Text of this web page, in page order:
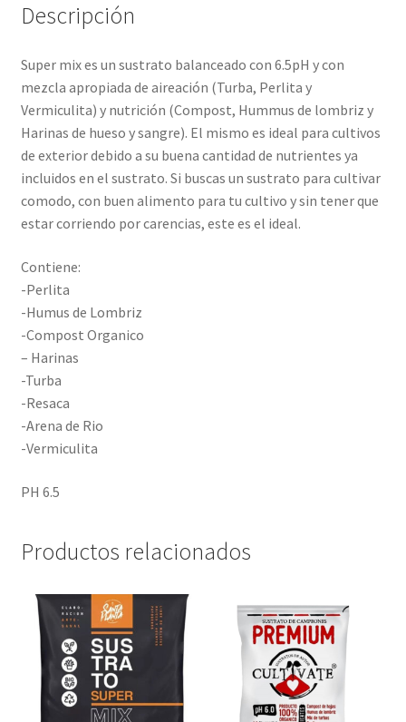
Descripción
Super mix es un sustrato balanceado con 6.5pH y con
mezcla apropiada de aireación (Turba, Perlita y
Vermiculita) y nutrición (Compost, Hummus de lombriz y
Harinas de hueso y sangre). El mismo es ideal para cultivos
de exterior debido a su buena cantidad de nutrientes ya
incluidos en el sustrato. Si buscas un sustrato para cultivar
comodo, con buen alimento para tu cultivo y sin tener que
estar corriendo por carencias, este es el ideal.
Contiene:
-Perlita
-Humus de Lombriz
-Compost Organico
– Harinas
-Turba
-Resaca
-Arena de Rio
-Vermiculita
PH 6.5
Productos relacionados